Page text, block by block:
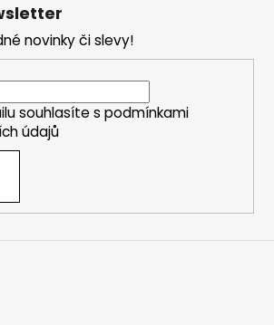
novinky či slevy!
souhlasíte s podmínkami
údajů